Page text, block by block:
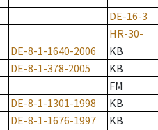
DE-16-3
HR-30-
DE-8-1-1640-2006 KB
DE-8-1-378-2005 KB
FM
DE-8-1-1301-1998 KB
DE-8-1-1676-1997 KB